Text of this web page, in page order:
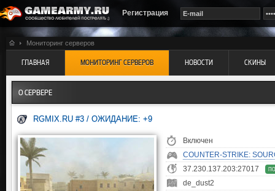
Регистрация
Мониторинг серверов
ГЛАВНАЯ МОНИТОРИНГ СЕРВЕРОВ НОВОСТИ СКИНЫ
О СЕРВЕРЕ
RGMIX.RU #3 / ОЖИДАНИЕ: +9
Включен
COUNTER-STRIKE:
37.230.137.203:27017
de_dust2